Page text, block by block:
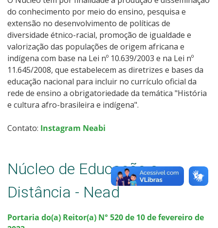
do conhecimento por meio do ensino, pesquisa e
extensão no desenvolvimento de políticas de
diversidade étnico-racial, promoção de igualdade e
valorização das populações de origem africana e
indígena com base na Lei nº 10.639/2003 e na Lei nº
11.645/2008, que estabelecem as diretrizes e bases da
educação nacional para incluir no currículo oficial da
rede de ensino a obrigatoriedade da temática "História
e cultura afro-brasileira e indígena".
Contato: Instagram Neabi
Núcleo de Educação a
Distância - Nead
Portaria do(a) Reitor(a) N° 520 de 10 de fevereiro de